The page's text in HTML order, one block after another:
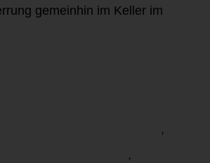
gemeinhin im Keller im
,
,